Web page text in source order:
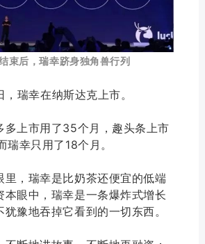
束后，瑞幸跻身独角兽行列
瑞幸在纳斯达克上市。
多上市用了35个月，趣头条上市
瑞幸只用了18个月。
里，瑞幸是比奶茶还便宜的低端
本眼中，瑞幸是一条爆炸式增长
豫地吞掉它看到的一切东西。